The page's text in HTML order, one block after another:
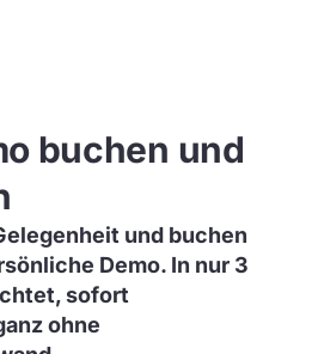
buchen und
und buchen
Demo. In nur 3
sofort
ohne